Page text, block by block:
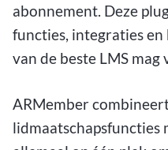
abonnement. Deze
functies, integraties
van de beste LMS mag
ARMember
lidmaatschapsfuncties